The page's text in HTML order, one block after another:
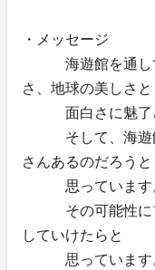
・メッセージ
海遊館を通して
さ、地球の美しさと
面白さに魅了さ
そして、海遊館
さんあるのだろうと
思っています
その可能性にフ
していけたらと
思っています